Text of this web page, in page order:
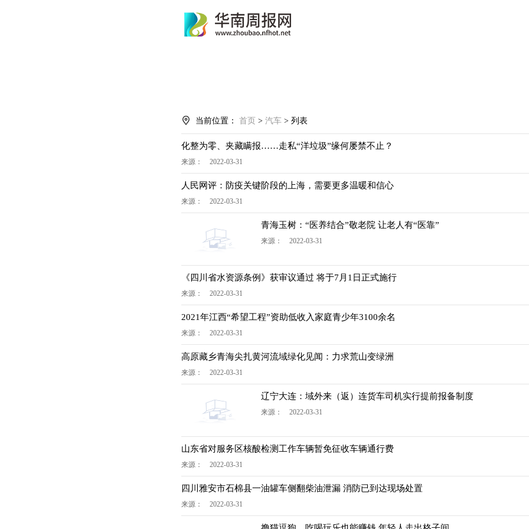
当前位置： 首页 > 汽车 > 列表
化整为零、夹藏瞒报……走私“洋垃圾”缘何屡禁不止？
来源： 2022-03-31
人民网评：防疫关键阶段的上海，需要更多温暖和信心
来源： 2022-03-31
青海玉树：“医养结合”敬老院 让老人有“医靠”
来源： 2022-03-31
《四川省水资源条例》获审议通过 将于7月1日正式施行
来源： 2022-03-31
2021年江西“希望工程”资助低收入家庭青少年3100余名
来源： 2022-03-31
高原藏乡青海尖扎黄河流域绿化见闻：力求荒山变绿洲
来源： 2022-03-31
辽宁大连：域外来（返）连货车司机实行提前报备制度
来源： 2022-03-31
山东省对服务区核酸检测工作车辆暂免征收车辆通行费
来源： 2022-03-31
四川雅安市石棉县一油罐车侧翻柴油泄漏 消防已到达现场处置
来源： 2022-03-31